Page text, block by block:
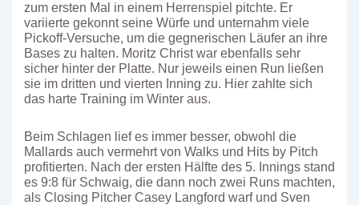
zum ersten Mal in einem Herrenspiel pitchte. Er
variierte gekonnt seine Würfe und unternahm viele
Pickoff-Versuche, um die gegnerischen Läufer an ihre
Bases zu halten. Moritz Christ war ebenfalls sehr
sicher hinter der Platte. Nur jeweils einen Run ließen
sie im dritten und vierten Inning zu. Hier zahlte sich
das harte Training im Winter aus.
Beim Schlagen lief es immer besser, obwohl die
Mallards auch vermehrt von Walks und Hits by Pitch
profitierten. Nach der ersten Hälfte des 5. Innings stand
es 9:8 für Schwaig, die dann noch zwei Runs machten,
als Closing Pitcher Casey Langford warf und Sven